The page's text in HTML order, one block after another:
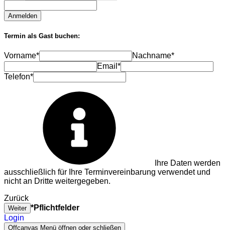
Anmelden
Termin als Gast buchen:
Vorname*
Nachname*
Email*
Telefon*
Ihre Daten werden
ausschließlich für Ihre Terminvereinbarung verwendet und
nicht an Dritte weitergegeben.
Zurück
Weiter *Pflichtfelder
Login
Offcanvas Menü öffnen oder schließen